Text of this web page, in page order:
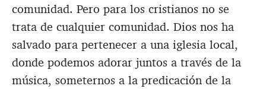
comunidad. Pero para los cristianos no se
trata de cualquier comunidad. Dios nos ha
salvado para pertenecer a una iglesia local,
donde podemos adorar juntos a través de la
música, someternos a la predicación de la